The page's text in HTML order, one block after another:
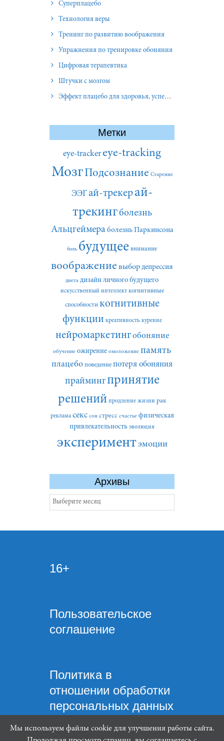
Суперплацебо
Технология веры
Тренинг по развитию воображения
Упражнения по тренировке обоняния
Цифровая терапевтика
Штучки с мозгом
Эффект плацебо для здоровья, успеха и отношений
Метки
eye-tracker eye-tracking
МозгПодсознание Старение
ЭЭГай-трекерай-
трекингболезнь
Альцгеймера болезнь Паркинсона
боль будущее внимание
воображение выбор депрессия
диета дизайн личного будущего
искусственный интеллект когнитивные
способности когнитивные
функции креативность курение
нейромаркетингобоняние
обучение ожирение омоложение память
плацебо поведение потеря обоняния
праймингпринятие
решений продление жизни рак
реклама секс сон стресс счастье физическая
привлекательность эволюция
экспериментэмоции
Архивы
Архивы
16+
Пользовательское
соглашение
Политика в
отношении обработки
персональных данных
Мы используем файлы cookie для улучшения работы сайта.